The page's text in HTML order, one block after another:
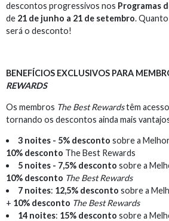
descontos progressivos nos Programas
de 21 de junho a 21 de setembro.
será o desconto!
BENEFÍCIOS EXCLUSIVOS PARA
REWARDS
Os membros The Best Rewardstêm
tornando os descontos ainda mais
3 noites - 5% desconto sobre a
10% desconto The Best Rewards
5 noites - 7,5% descontosobre a
10% desconto The Best Rewards
7 noites: 12,5% desconto sobre a
+ 10% desconto The Best Rewards
14 noites: 15% desconto sobre a